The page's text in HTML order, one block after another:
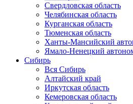
Свердловская область
Челябинская область
Курганская область
Тюменская область
Ханты-Мансийский
Ямало-Ненецкий
Сибирь
Вся Сибирь
Алтайский край
Иркутская область
Кемеровская область